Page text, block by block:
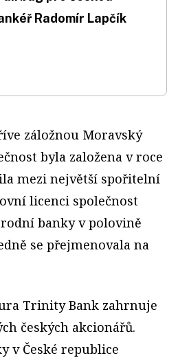
Radomír Lapčík
záložnou Moravský
byla založena v roce
mezi největší spořitelní
licenci společnost
banky v polovině
se přejmenovala na
Trinity Bank zahrnuje
českých akcionářů.
v České republice